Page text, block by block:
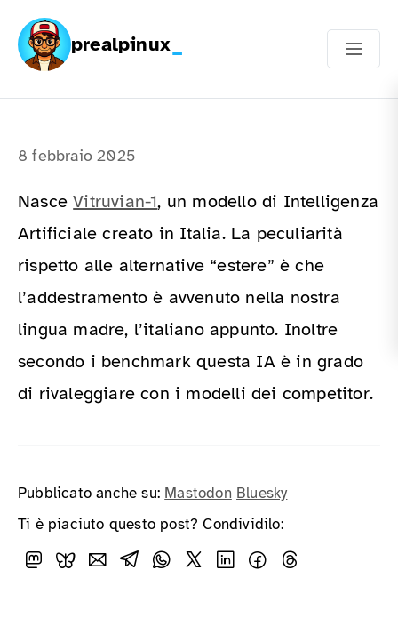
prealpinux
8 febbraio 2025
NasceVitruvian-1, un modello di Intelligenza
Artificiale creato in Italia. La peculiarità
rispetto alle alternative “estere” è che
l’addestramento è avvenuto nella nostra
lingua madre, l’italiano appunto. Inoltre
secondo i benchmark questa IA è in grado
di rivaleggiare con i modelli dei competitor.
Pubblicato anche su: Mastodon Bluesky
Ti è piaciuto questo post? Condividilo: